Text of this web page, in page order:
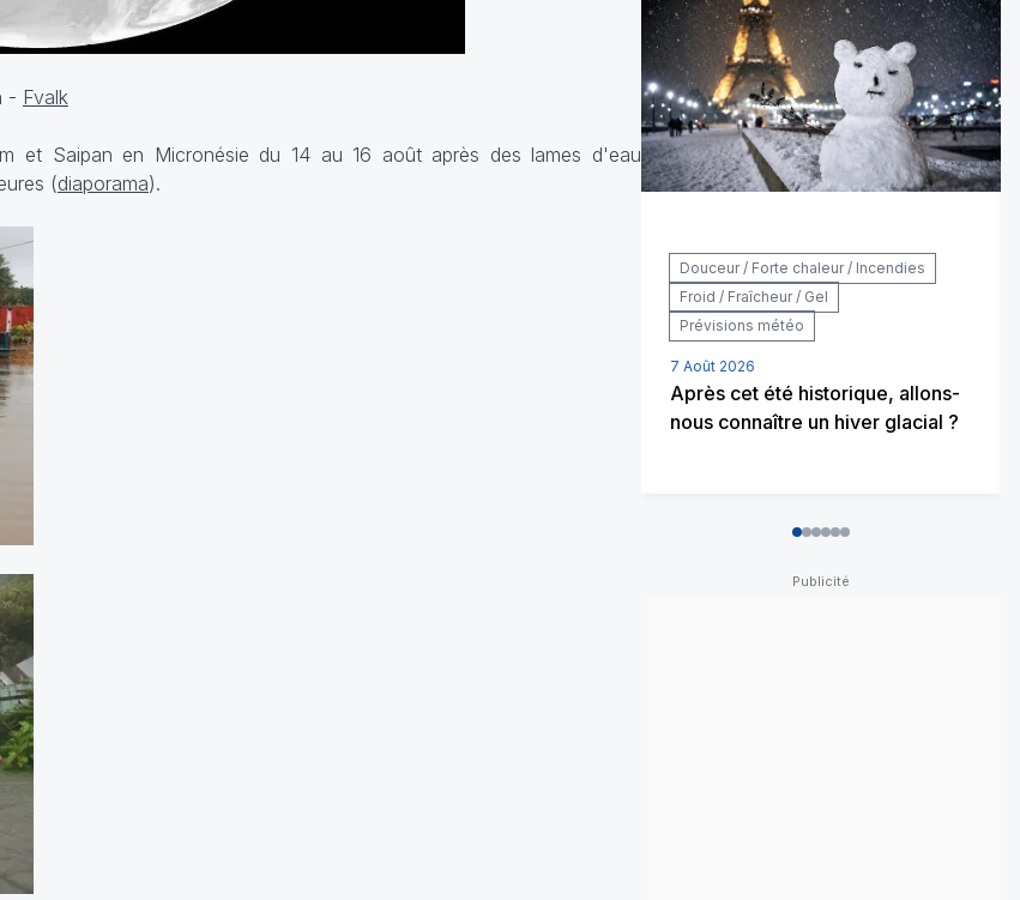
- Fvalk
et Saipan en Micronésie du 14 au 16 août après des lames d'eau
(diaporama).
Douceur / Forte chaleur / Incendies
Froid / Fraîcheur / Gel
Prévisions météo
7 Août 2026
Après cet été historique, allons-
nous connaître un hiver glacial ?
012345